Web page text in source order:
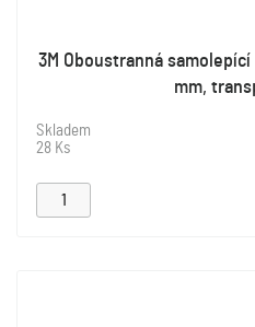
3M Oboustranná
mm,
Skladem
28 Ks